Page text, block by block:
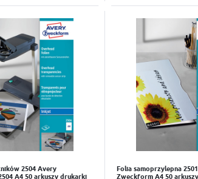
2504 Avery
A4 50 arkuszy drukarki
Folia samoprzylepna
Zweckform A4 50
Do schowka
Analityczne
Analityczne pliki cookies pomagają nam rozwijać się i
Cookies analityczne pozwalają na uzyskanie informacji
internetowej, miejsca oraz częstotliwości, z jaką
nam na ocenę naszych serwisów internetowych pod
użytkowników. Zgromadzone informacje są
zgody na analityczne pliki cookies gwarantuje
Reklamowe
Dzięki reklamowym plikom cookies prezentujemy Ci
stronach naszych partnerów.
Promocyjne pliki cookies służą do prezentowania Ci
Twoich upodobań oraz Twoich zwyczajów dotyczących
promocyjne mogą pojawić się na stronach podmiotów
Więcej
ZAPISZ
ZEZWÓL NA